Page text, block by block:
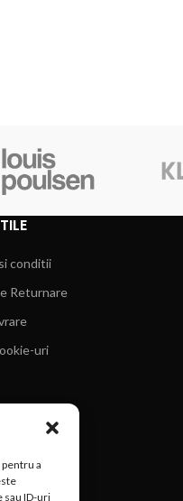
a
sau ID-uri
conditii
Returnare
uri